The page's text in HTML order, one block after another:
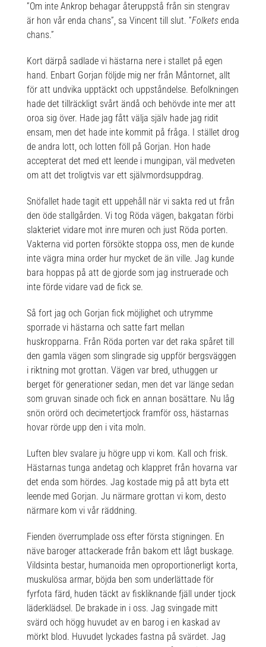
”Om inte Ankrop behagar återuppstå från sin stengrav
är hon vår enda chans”, sa Vincent till slut. ”Folkets enda
chans.”
Kort därpå sadlade vi hästarna nere i stallet på egen
hand. Enbart Gorjan följde mig ner från Måntornet, allt
för att undvika upptäckt och uppståndelse. Befolkningen
hade det tillräckligt svårt ändå och behövde inte mer att
oroa sig över. Hade jag fått välja själv hade jag ridit
ensam, men det hade inte kommit på fråga. I stället drog
de andra lott, och lotten föll på Gorjan. Hon hade
accepterat det med ett leende i mungipan, väl medveten
om att det troligtvis var ett självmordsuppdrag.
Snöfallet hade tagit ett uppehåll när vi sakta red ut från
den öde stallgården. Vi tog Röda vägen, bakgatan förbi
slakteriet vidare mot inre muren och just Röda porten.
Vakterna vid porten försökte stoppa oss, men de kunde
inte vägra mina order hur mycket de än ville. Jag kunde
bara hoppas på att de gjorde som jag instruerade och
inte förde vidare vad de fick se.
Så fort jag och Gorjan fick möjlighet och utrymme
sporrade vi hästarna och satte fart mellan
huskropparna. Från Röda porten var det raka spåret till
den gamla vägen som slingrade sig uppför bergsväggen
i riktning mot grottan. Vägen var bred, uthuggen ur
berget för generationer sedan, men det var länge sedan
som gruvan sinade och fick en annan bosättare. Nu låg
snön orörd och decimetertjock framför oss, hästarnas
hovar rörde upp den i vita moln.
Luften blev svalare ju högre upp vi kom. Kall och frisk.
Hästarnas tunga andetag och klappret från hovarna var
det enda som hördes. Jag kostade mig på att byta ett
leende med Gorjan. Ju närmare grottan vi kom, desto
närmare kom vi vår räddning.
Fienden överrumplade oss efter första stigningen. En
näve baroger attackerade från bakom ett lågt buskage.
Vildsinta bestar, humanoida men oproportionerligt korta,
muskulösa armar, böjda ben som underlättade för
fyrfota färd, huden täckt av fiskliknande fjäll under tjock
läderklädsel. De brakade in i oss. Jag svingade mitt
svärd och högg huvudet av en barog i en kaskad av
mörkt blod. Huvudet lyckades fastna på svärdet. Jag